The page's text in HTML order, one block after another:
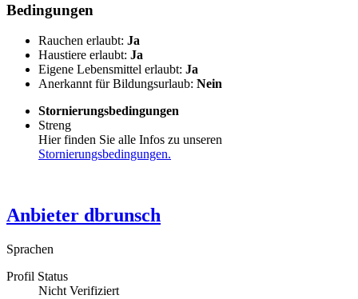
Bedingungen
Rauchen erlaubt: Ja
Haustiere erlaubt: Ja
Eigene Lebensmittel erlaubt: Ja
Anerkannt für Bildungsurlaub: Nein
Stornierungsbedingungen
Streng
Hier finden Sie alle Infos zu unseren
Stornierungsbedingungen.
Anbieter dbrunsch
Sprachen
Profil Status
Nicht Verifiziert